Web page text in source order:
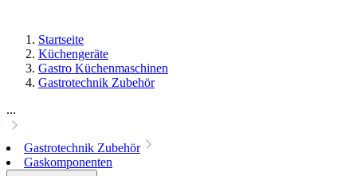
Startseite
Küchengeräte
Gastro Küchenmaschinen
Gastrotechnik Zubehör
...
Gastrotechnik Zubehör
Gaskomponenten